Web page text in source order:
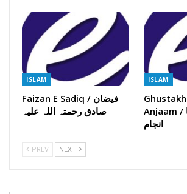
ISLAM
Faizan E Sadiq / فیضان
صادق رحمتہ اللہ علیہ
ISLAM
Anjaam / گستاخ رسول کا
انجام
PREV NEXT